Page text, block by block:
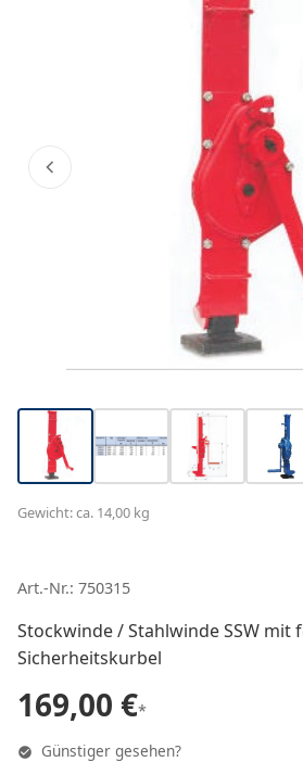
Gewicht: ca. 14,00 kg
Art.-Nr.: 750315
Stockwinde / Stahlwinde SSW mit
Sicherheitskurbel
169,00 €*
Günstiger gesehen?